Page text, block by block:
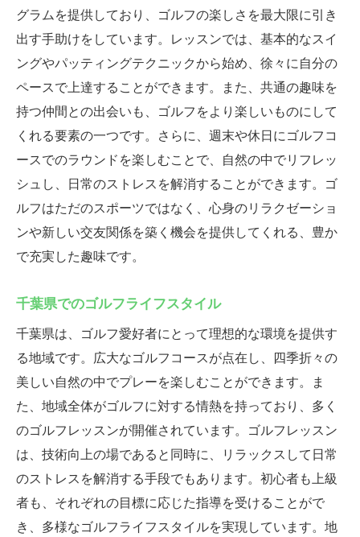
グラムを提供しており、ゴルフの楽しさを最大限に引き
出す手助けをしています。レッスンでは、基本的なスイ
ングやパッティングテクニックから始め、徐々に自分の
ペースで上達することができます。また、共通の趣味を
持つ仲間との出会いも、ゴルフをより楽しいものにして
くれる要素の一つです。さらに、週末や休日にゴルフコ
ースでのラウンドを楽しむことで、自然の中でリフレッ
シュし、日常のストレスを解消することができます。ゴ
ルフはただのスポーツではなく、心身のリラクゼーショ
ンや新しい交友関係を築く機会を提供してくれる、豊か
で充実した趣味です。
千葉県でのゴルフライフスタイル
千葉県は、ゴルフ愛好者にとって理想的な環境を提供す
る地域です。広大なゴルフコースが点在し、四季折々の
美しい自然の中でプレーを楽しむことができます。ま
た、地域全体がゴルフに対する情熱を持っており、多く
のゴルフレッスンが開催されています。ゴルフレッスン
は、技術向上の場であると同時に、リラックスして日常
のストレスを解消する手段でもあります。初心者も上級
者も、それぞれの目標に応じた指導を受けることがで
き、多様なゴルフライフスタイルを実現しています。地